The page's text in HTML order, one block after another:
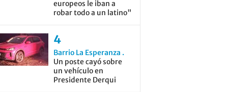
europeos le iban a
robar todo a un latino"
Barrio La Esperanza
Un poste cayó sobre
un vehículo en
Presidente Derqui